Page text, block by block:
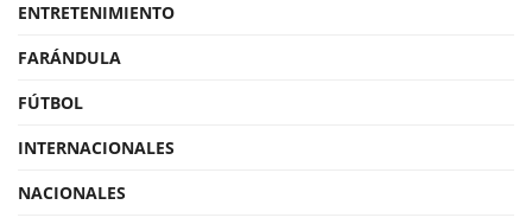
ENTRETENIMIENTO
FARÁNDULA
FÚTBOL
INTERNACIONALES
NACIONALES